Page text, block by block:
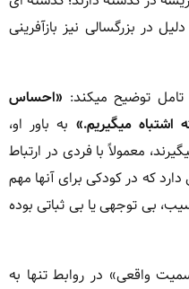
در بزرگسالی نیز بازآفرینی
تامل توضیح میکند: «احساس
اشتباه میگیریم.» به باور او،
معمولاً با فردی در ارتباط
که در کودکی برای آنها مهم
بی توجهی یا بی ثباتی بوده
واقعی» در روابط تنها به